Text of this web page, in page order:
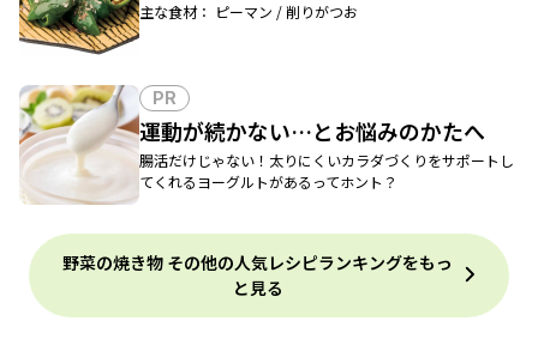
主な食材： ピーマン / 削りがつお
PR
運動が続かない…とお悩みのかたへ
腸活だけじゃない！太りにくいカラダづくりをサポートし
てくれるヨーグルトがあるってホント？
野菜の焼き物 その他の人気レシピランキングをもっ
と見る